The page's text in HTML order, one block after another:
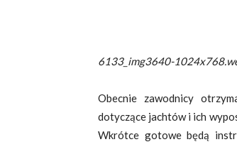
6133_img3640-
Obecnie zawodnicy
dotyczące jachtów i ich
Wkrótce gotowe będą